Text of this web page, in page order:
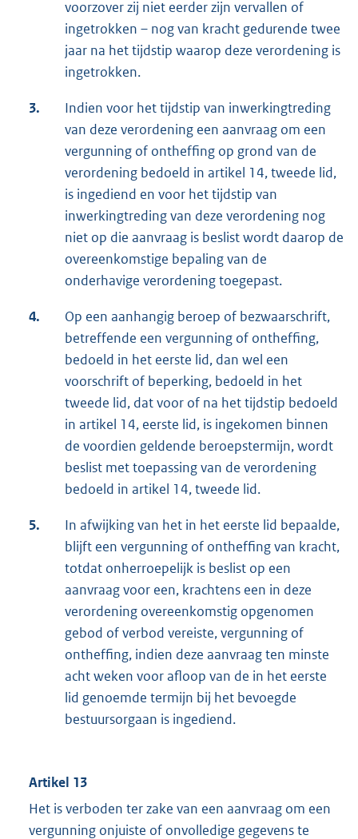
voorzover zij niet eerder zijn vervallen of
ingetrokken – nog van kracht gedurende twee
jaar na het tijdstip waarop deze verordening is
ingetrokken.
3.
Indien voor het tijdstip van inwerkingtreding
van deze verordening een aanvraag om een
vergunning of ontheffing op grond van de
verordening bedoeld in artikel 14, tweede lid,
is ingediend en voor het tijdstip van
inwerkingtreding van deze verordening nog
niet op die aanvraag is beslist wordt daarop de
overeenkomstige bepaling van de
onderhavige verordening toegepast.
4.
Op een aanhangig beroep of bezwaarschrift,
betreffende een vergunning of ontheffing,
bedoeld in het eerste lid, dan wel een
voorschrift of beperking, bedoeld in het
tweede lid, dat voor of na het tijdstip bedoeld
in artikel 14, eerste lid, is ingekomen binnen
de voordien geldende beroepstermijn, wordt
beslist met toepassing van de verordening
bedoeld in artikel 14, tweede lid.
5.
In afwijking van het in het eerste lid bepaalde,
blijft een vergunning of ontheffing van kracht,
totdat onherroepelijk is beslist op een
aanvraag voor een, krachtens een in deze
verordening overeenkomstig opgenomen
gebod of verbod vereiste, vergunning of
ontheffing, indien deze aanvraag ten minste
acht weken voor afloop van de in het eerste
lid genoemde termijn bij het bevoegde
bestuursorgaan is ingediend.
Artikel 13
Het is verboden ter zake van een aanvraag om een
vergunning onjuiste of onvolledige gegevens te